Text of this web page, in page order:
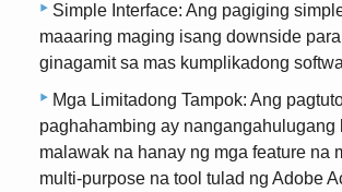
Simple Interface: Ang pagiging
maaaring maging isang downside
ginagamit sa mas kumplikadong
Mga Limitadong Tampok: Ang
paghahambing ay nangangahulugang
malawak na hanay ng mga feature na
multi-purpose na tool tulad ng Adobe